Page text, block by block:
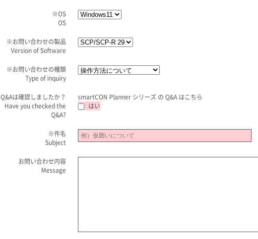
※OS
OS
※お問い合わせの製品
Version of Software
※お問い合わせの種類
Type of inquiry
Q&Aは確認しましたか？
Have you checked the
Q&A?
smartCON Planner シリーズ の Q&A はこちら
はい
※件名
Subject
お問い合わせ内容
Message